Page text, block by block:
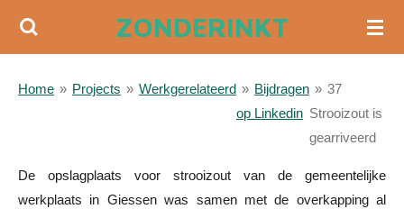
Ga
de
ZONDERINKT
Home » Projects » Werkgerelateerd » Bijdragen
op Linkedin
» 37
Strooizout is
gearriveerd
De opslagplaats voor strooizout van de gemeentelijke
werkplaats in Giessen was samen met de overkapping al